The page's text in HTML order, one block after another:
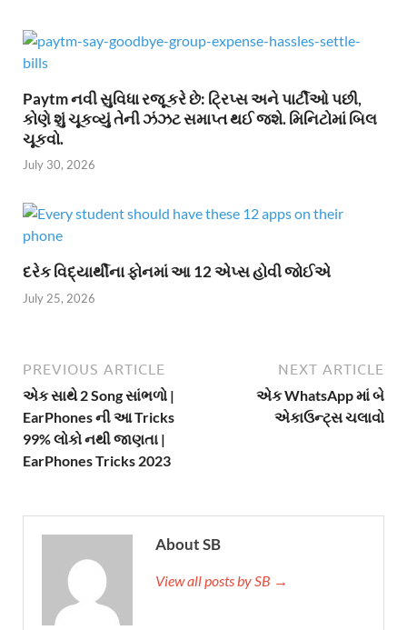
Paytm નવી સુવિધા રજૂ કરે છે: ટ્રિપ્સ અને પાર્ટીઓ પછી,
કોણે શું ચૂકવ્યું તેની ઝંઝટ સમાપ્ત થઈ જશે. મિનિટોમાં બિલ
ચૂકવો.
July 30, 2026
દરેક વિદ્યાર્થીના ફોનમાં આ 12 એપ્સ હોવી જોઈએ
July 25, 2026
PREVIOUS ARTICLE
એક સાથે 2 Song સાંભળો |
EarPhones ની આ Tricks
99% લોકો નથી જાણતા |
EarPhones Tricks 2023
NEXT ARTICLE
એક WhatsApp માં બે
એકાઉન્ટ્સ ચલાવો
About SB
View all posts by SB →